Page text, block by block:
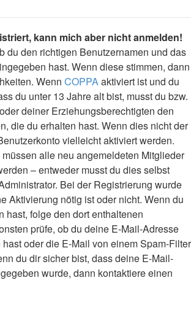
kann mich aber nicht anmelden!
du den richtigen Benutzernamen und das
hast. Wenn diese stimmen, dann
Wenn COPPAaktiviert ist und du
du unter 13 Jahre alt bist, musst du bzw.
deiner Erziehungsberechtigten den
die du erhalten hast. Wenn dies nicht der
vielleicht aktiviert werden.
alle neu angemeldeten Mitglieder
– entweder musst du dies selbst
Bei der Registrierung wurde
Aktivierung nötig ist oder nicht. Wenn du
hast, folge den dort enthaltenen
prüfe, ob du deine E-Mail-Adresse
oder die E-Mail von einem Spam-Filter
du dir sicher bist, dass deine E-Mail-
wurde, dann kontaktiere einen